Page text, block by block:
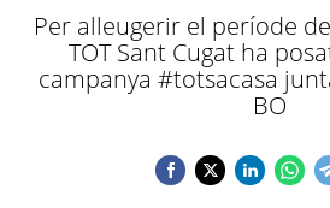
Per alleugerir el període
TOT Sant Cugat ha
campanya #totsacasa
BO